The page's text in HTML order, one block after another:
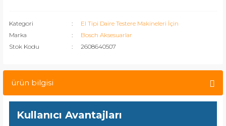
Kategori
El Tipi Daire Testere Makineleri İçin
Marka
Bosch Aksesuarlar
Stok Kodu
2608640507
ürün bilgisi
Kullanıcı Avantajları